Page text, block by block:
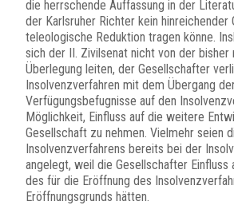
die herrschende Auffassung in der
der Karlsruher Richter kein hinreichender
teleologische Reduktion tragen könne.
sich der II. Zivilsenat nicht von der bisher
Überlegung leiten, der Gesellschafter
Insolvenzverfahren mit dem Übergang
Verfügungsbefugnisse auf den
Möglichkeit, Einfluss auf die weitere
Gesellschaft zu nehmen. Vielmehr seien
Insolvenzverfahrens bereits bei der
angelegt, weil die Gesellschafter Einfluss
des für die Eröffnung des
Eröffnungsgrunds hätten.